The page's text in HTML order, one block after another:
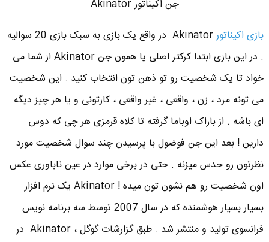
جن اکیناتور Akinator
بازی اکیناتور
Akinator در واقع یک بازی به سبک بازی 20 سوالیه
. در این بازی ابتدا کرکتر اصلی یا همون جن Akinator از شما می
خواد تا یک شخصیت رو تو ذهن تون انتخاب کنید . این شخصیت
می تونه مرد ، زن ، واقعی ، غیر واقعی ، کارتونی و یا هر چیز دیگه
ای باشه . از باراک اوباما گرفته تا کلاه قرمزی هر چی که دوس
دارین ! بعد این جن فوضول با پرسیدن چند سوال شخصیت مورد
نظرتون رو حدس میزنه . حتی در برخی موارد در عین ناباوری عکس
اون شخصیت رو هم نشون تون میده ! Akinator یک نرم افزار
بسیار بسیار هوشمنده که در سال 2007 توسط سه برنامه نویس
فرانسوی تولید و منتشر شد . طبق گزارشات گوگل ، Akinator در